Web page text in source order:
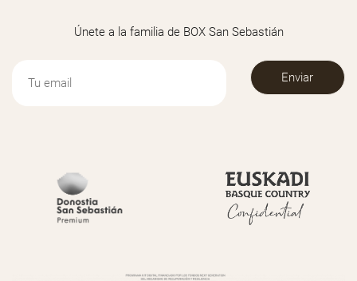
Únete a la familia de BOX San Sebastián